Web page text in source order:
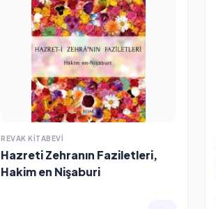
REVAK KITABEVI
Hazreti Zehranın Faziletleri,
Hakim en Nişaburi